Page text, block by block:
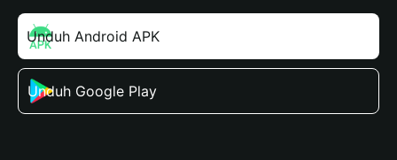
Unduh Android APK
Unduh Google Play